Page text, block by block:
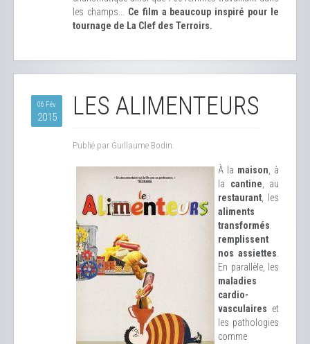
les champs... Ce film a beaucoup inspiré pour le
tournage de La Clef des Terroirs.
06 Fév
2015 LES ALIMENTEURS
Publié par Guillaume Bodin.
À la maison , à
la cantine , au
restaurant , les
aliments
transformés
remplissent
nos assiettes
En parallèle, les
maladies
cardio-
vasculaires et
les pathologies
comme